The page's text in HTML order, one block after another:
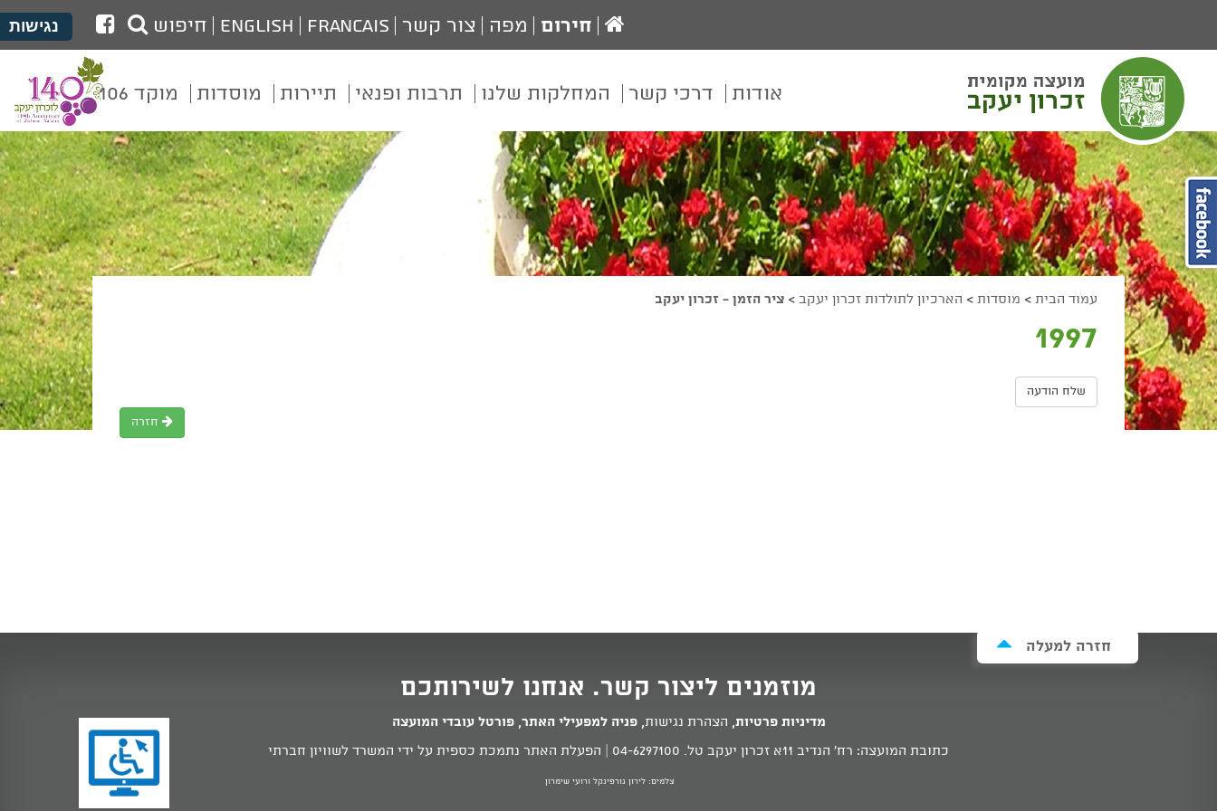
הגדל גודל פונט
הקטן גודל פונט
מצב ניגודיות גבוהה
מצב ניגודיות נמוכה
הצג קישורים
הצהרת נגישות
נגישות
עמוד
הבית
חירום מפה צור קשר Francais
English חיפוש
לעמוד
הפייסבוק
של
מועצת
זכרון
יעקב
אודות דרכי קשר המחלקות שלנו תרבות ופנאי תיירות מוסדות מוקד 106
עמוד הבית > מוסדות > הארכיון לתולדות זכרון יעקב > ציר הזמן - זכרון יעקב
1997
שלח הודעה
חזרה
חזרה למעלה
מוזמנים ליצור קשר. אנחנו לשירותכם
מדיניות פרטיות, הצהרת נגישות,פניה למפעילי האתר,פורטל עובדי המועצה
כתובת המועצה: רח' הנדיב 11א זכרון יעקב טל.
04-6297100 | הפעלת האתר נתמכת כספית על ידי המשרד לשוויון חברתי
צלמים: לירון גורפינקל ורועי שימרון